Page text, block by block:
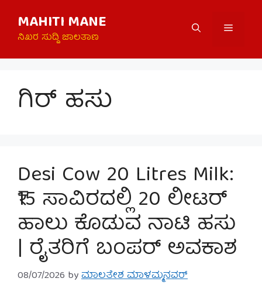
content
MAHITI MANE
ನಿಖರ ಸುದ್ದಿ ಜಾಲತಾಣ
Menu
ಗಿರ್ ಹಸು
Desi Cow 20 Litres Milk:
₹15 ಸಾವಿರದಲ್ಲಿ 20 ಲೀಟರ್
ಹಾಲು ಕೊಡುವ ನಾಟಿ ಹಸು
| ರೈತರಿಗೆ ಬಂಪರ್ ಅವಕಾಶ
08/07/2026 byಮಾಲತೇಶ ಮಾಳಮ್ಮನವರ್